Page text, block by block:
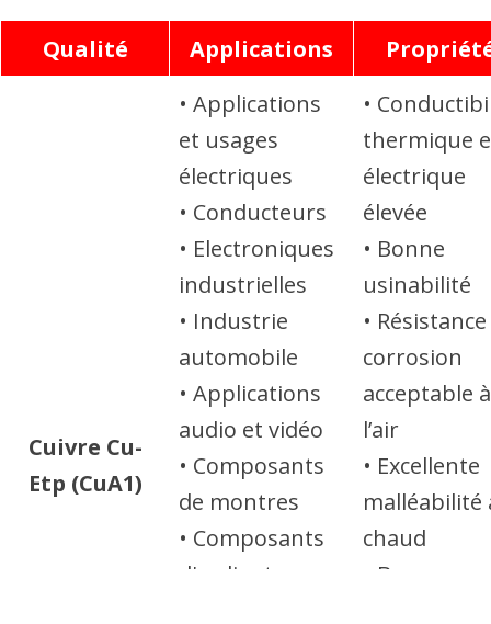
Qualité Applications
Cuivre Cu-
Etp (CuA1)
• Applications
et usages
électriques
• Conducteurs
• Electroniques
industrielles
• Industrie
automobile
• Applications
audio et vidéo
• Composants
de montres
• Composants
d'ordinateurs
•
thermique
électrique
élevée
• Bonne
usinabilité
•
corrosion
acceptable à
l’air
• Excellente
malléabilité
chaud
• Bonne